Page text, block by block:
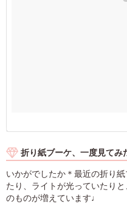
折り紙ブーケ、一度見て
いかがでしたか＊最近の折り
たり、ライトが光っていたり
のものが増えています♩